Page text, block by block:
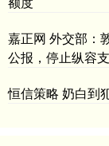
嘉正网 外交部：
公报，停止纵容
恒信策略 奶白到